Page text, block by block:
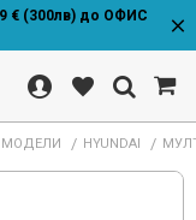
€ (300лв) до ОФИС
МОДЕЛИ HYUNDAI